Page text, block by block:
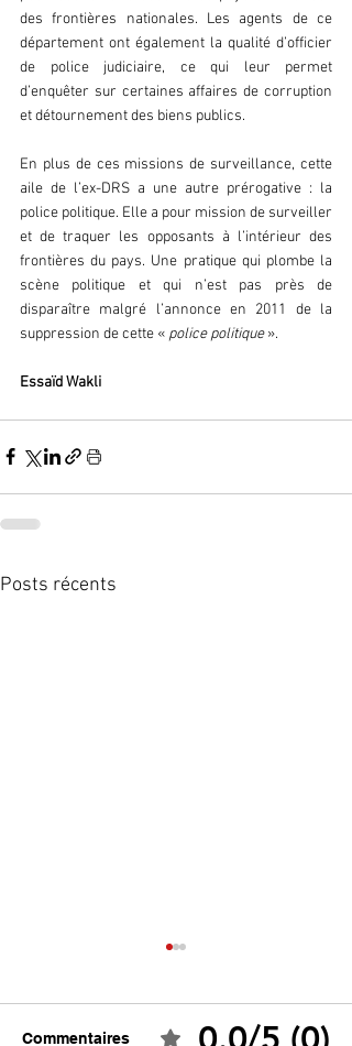
des frontières nationales. Les agents de ce
département ont également la qualité d’officier
de police judiciaire, ce qui leur permet
d’enquêter sur certaines affaires de corruption
et détournement des biens publics.
En plus de ces missions de surveillance, cette
aile de l’ex-DRS a une autre prérogative : la
police politique. Elle a pour mission de surveiller
et de traquer les opposants à l’intérieur des
frontières du pays. Une pratique qui plombe la
scène politique et qui n’est pas près de
disparaître malgré l’annonce en 2011 de la
suppression de cette « police politique ».
Essaïd Wakli
Posts récents
Commentaires